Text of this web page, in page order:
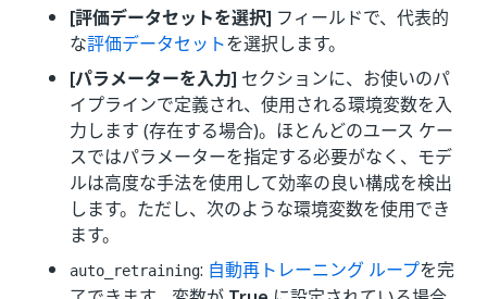
[評価データセットを選択] フィールドで、代表的
な評価データセットを選択します。
[パラメーターを入力] セクションに、お使いのパ
イプラインで定義され、使用される環境変数を入
力します (存在する場合)。ほとんどのユース ケー
スではパラメーターを指定する必要がなく、モデ
ルは高度な手法を使用して効率の良い構成を検出
します。ただし、次のような環境変数を使用でき
ます。
auto_retraining: 自動再トレーニング ループを完